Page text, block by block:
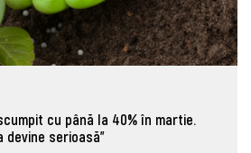
cu până la 40% în martie.
devine serioasă"